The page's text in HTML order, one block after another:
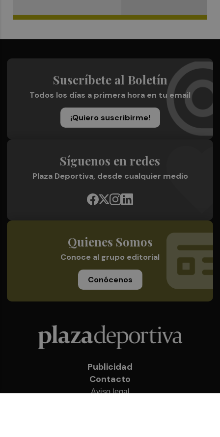
Suscríbete al Boletín
Todos los días a primera hora en tu email
¡Quiero suscribirme!
Síguenos en redes
Plaza Deportiva, desde cualquier medio
Quienes Somos
Conoce al grupo editorial
Conócenos
Publicidad
Contacto
Aviso legal